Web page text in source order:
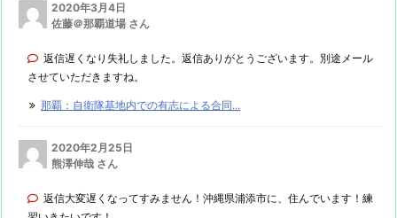
2020年3月4日
佐藤＠那覇道場 さん
返信遅くなり失礼しました。返信ありがとうございます。別途メール
させていただきますね。
那覇：自衛隊基地内での有志による合同...
2020年2月25日
熊澤伸哉 さん
返信大変遅くなってすみません！沖縄県浦添市に、住んでいます！練